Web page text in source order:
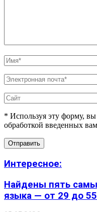
* Используя эту форму,
обработкой введенных
Интересное:
Найдены пять
языка — от 29 до